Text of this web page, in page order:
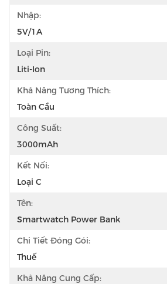
Nhập:
5V/1A
Loại Pin:
Liti-Ion
Khả Năng Tương Thích:
Toàn Cầu
Công Suất:
3000mAh
Kết Nối:
Loại C
Tên:
Smartwatch Power Bank
Chi Tiết Đóng Gói:
Thuế
Khả Năng Cung Cấp: